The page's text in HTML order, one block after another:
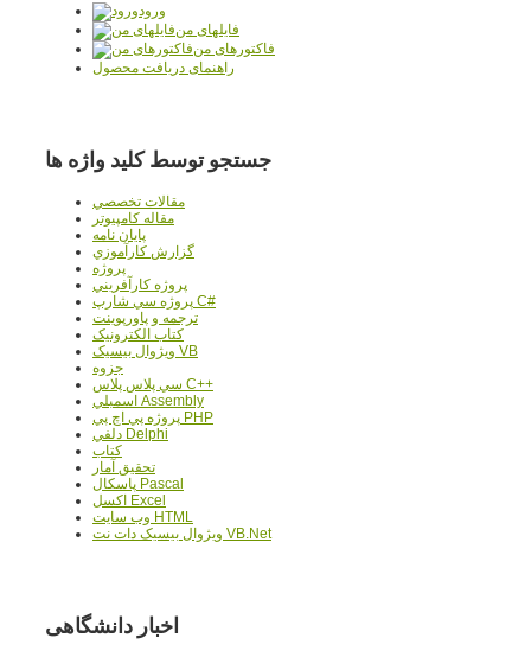
ورود
فایلهای من
فاکتورهای من
راهنمای دریافت محصول
جستجو توسط کلید واژه ها
مقالات تخصصي
مقاله کامپیوتر
پایان نامه
گزارش کارآموزي
پروژه
پروژه کارآفريني
پروژه سي شارپ C#
ترجمه و پاورپوينت
کتاب الکترونيک
ويژوال بيسيک VB
جزوه
سي پلاس پلاس C++
اسمبلي Assembly
پروژه پي اچ پي PHP
دلفي Delphi
کتاب
تحقيق آمار
پاسکال Pascal
اکسل Excel
وب سايت HTML
ويژوال بيسيک دات نت VB.Net
اخبار دانشگاهی